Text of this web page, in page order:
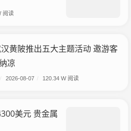
阅读
黄陂推出五大主题活动 邀游客
凉
2026-08-07 120.34 W 阅读
美元 贵金属